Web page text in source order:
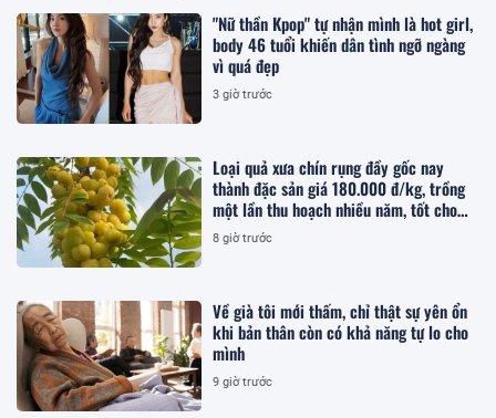
"Nữ thần Kpop" tự nhận mình là hot girl,
body 46 tuổi khiến dân tình ngỡ ngàng
vì quá đẹp
3 giờ trước
Loại quả xưa chín rụng đầy gốc nay
thành đặc sản giá 180.000 đ/kg, trồng
một lần thu hoạch nhiều năm, tốt cho
sức khỏe
8 giờ trước
Về già tôi mới thấm, chỉ thật sự yên ổn
khi bản thân còn có khả năng tự lo cho
mình
9 giờ trước